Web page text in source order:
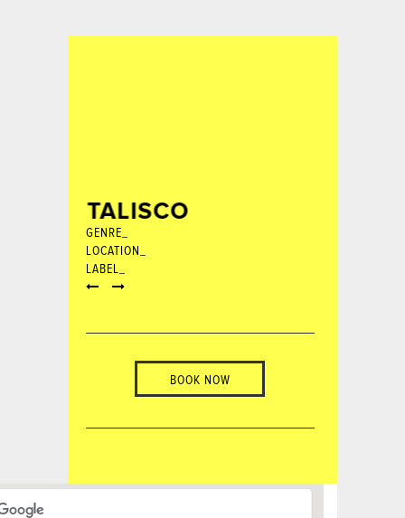
TALISCO
GENRE_
LOCATION_
LABEL_
BOOK NOW